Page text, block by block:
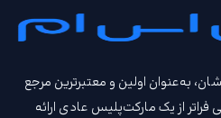
درخشان، به‌عنوان اولین و معتبرترین مرجع
از یک مارکت‌پلیس عادی ارائه